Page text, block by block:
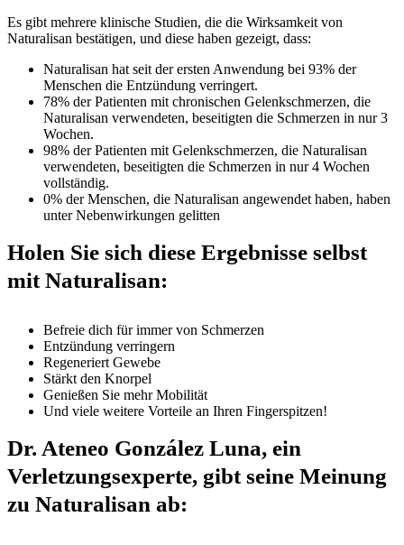
Es gibt mehrere klinische Studien, die die Wirksamkeit von
Naturalisan bestätigen, und diese haben gezeigt, dass:
Naturalisan hat seit der ersten Anwendung bei 93% der
Menschen die Entzündung verringert.
78% der Patienten mit chronischen Gelenkschmerzen, die
Naturalisan verwendeten, beseitigten die Schmerzen in nur 3
Wochen.
98% der Patienten mit Gelenkschmerzen, die Naturalisan
verwendeten, beseitigten die Schmerzen in nur 4 Wochen
vollständig.
0% der Menschen, die Naturalisan angewendet haben, haben
unter Nebenwirkungen gelitten
Holen Sie sich diese Ergebnisse selbst
mit Naturalisan:
Befreie dich für immer von Schmerzen
Entzündung verringern
Regeneriert Gewebe
Stärkt den Knorpel
Genießen Sie mehr Mobilität
Und viele weitere Vorteile an Ihren Fingerspitzen!
Dr. Ateneo González Luna, ein
Verletzungsexperte, gibt seine Meinung
zu Naturalisan ab: